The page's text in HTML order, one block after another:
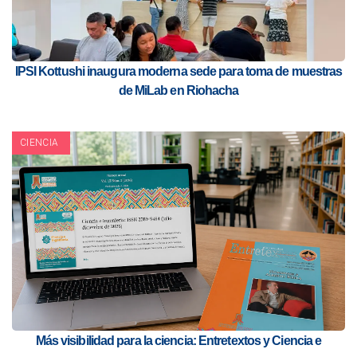
IPSI Kottushi inaugura moderna sede para toma de muestras
de MiLab en Riohacha
CIENCIA
Más visibilidad para la ciencia: Entretextos y Ciencia e